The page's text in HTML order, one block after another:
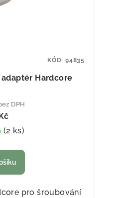
adaptér Hardcore
DPH
(2 ks)
pro šroubování
KÓD: 94835